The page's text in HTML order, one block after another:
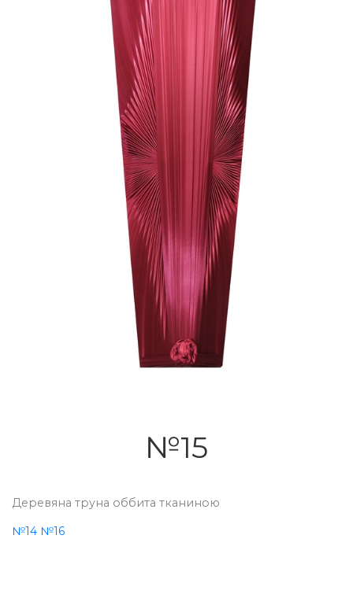
№15
Деревяна труна оббита тканиною
№14 №16